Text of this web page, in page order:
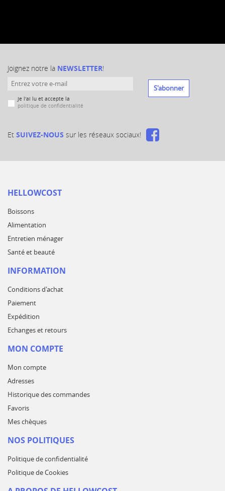
Joignez notre la NEWSLETTER!
Je l'ai lu et accepte la
politique de confidentialité
S'abonner
Et SUIVEZ-NOUS sur les réseaux sociaux!
HELLOWCOST
Boissons
Alimentation
Entretien ménager
Santé et beauté
INFORMATION
Conditions d'achat
Paiement
Expédition
Echanges et retours
MON COMPTE
Mon compte
Adresses
Historique des commandes
Favoris
Mes chèques
NOS POLITIQUES
Politique de confidentialité
Politique de Cookies